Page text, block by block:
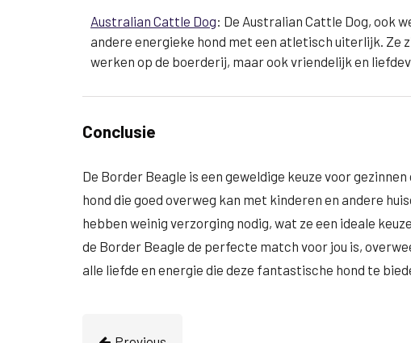
Australian Cattle Dog: De Australian Cattle Dog, ook
andere energieke hond met een atletisch uiterlijk. Ze
werken op de boerderij, maar ook vriendelijk en
Conclusie
De Border Beagle is een geweldige keuze voor
hond die goed overweg kan met kinderen en andere
hebben weinig verzorging nodig, wat ze een ideale
de Border Beagle de perfecte match voor jou is,
alle liefde en energie die deze fantastische hond te